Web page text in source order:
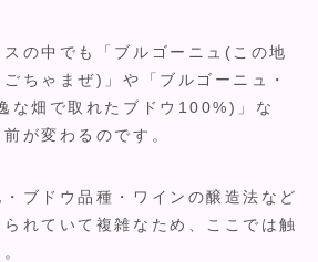
の中でも「ブルゴーニュ(この地
ちゃまぜ)」や「ブルゴーニュ・
な畑で取れたブドウ100%)」な
が変わるのです。
ブドウ品種・ワインの醸造法など
れていて複雑なため、ここでは触